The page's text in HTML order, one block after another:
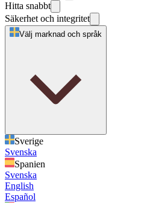
Hitta snabbt
Säkerhet och integritet
Välj marknad och språk
Sverige
Svenska
Spanien
Svenska
English
Español